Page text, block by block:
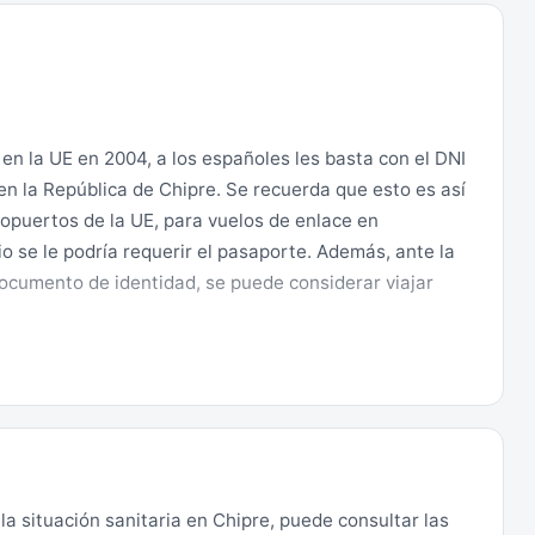
"Línea Verde", zona limítrofe controlada y vigilada
y de Turquía, respectivamente; es de acceso
del país (la autodenominada "RTNC"), debe
campos de tiro y zonas de acceso prohibido
que conviene que Vd. nunca traspase, por su
es aplicable a las áreas militares de la Zona
dos instalaciones militares en territorio soberano
la UE en 2004, a los españoles les basta con el DNI
la República de Chipre. Se recuerda que esto es así
de la UE, para vuelos de enlace en
se le podría requerir el pasaporte. Además, ante la
de identidad, se puede considerar viajar
se quiera entrar en la autodenominada "RTNC"
situación sanitaria en Chipre, puede consultar las